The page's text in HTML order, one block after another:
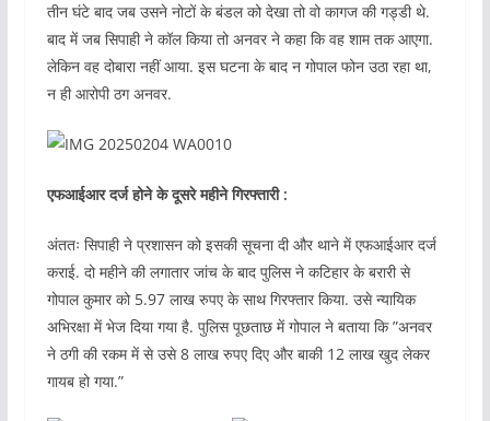
तीन घंटे बाद जब उसने नोटों के बंडल को देखा तो वो कागज की गड्डी थे.
बाद में जब सिपाही ने कॉल किया तो अनवर ने कहा कि वह शाम तक आएगा.
लेकिन वह दोबारा नहीं आया. इस घटना के बाद न गोपाल फोन उठा रहा था,
न ही आरोपी ठग अनवर.
एफआईआर दर्ज होने के दूसरे महीने गिरफ्तारी :
अंततः सिपाही ने प्रशासन को इसकी सूचना दी और थाने में एफआईआर दर्ज
कराई. दो महीने की लगातार जांच के बाद पुलिस ने कटिहार के बरारी से
गोपाल कुमार को 5.97 लाख रुपए के साथ गिरफ्तार किया. उसे न्यायिक
अभिरक्षा में भेज दिया गया है. पुलिस पूछताछ में गोपाल ने बताया कि ”अनवर
ने ठगी की रकम में से उसे 8 लाख रुपए दिए और बाकी 12 लाख खुद लेकर
गायब हो गया.”